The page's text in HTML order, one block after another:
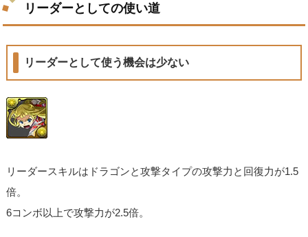
リーダーとしての使い道
リーダーとして使う機会は少ない
リーダースキルはドラゴンと攻撃タイプの攻撃力と回復力が1.5
倍。
6コンボ以上で攻撃力が2.5倍。